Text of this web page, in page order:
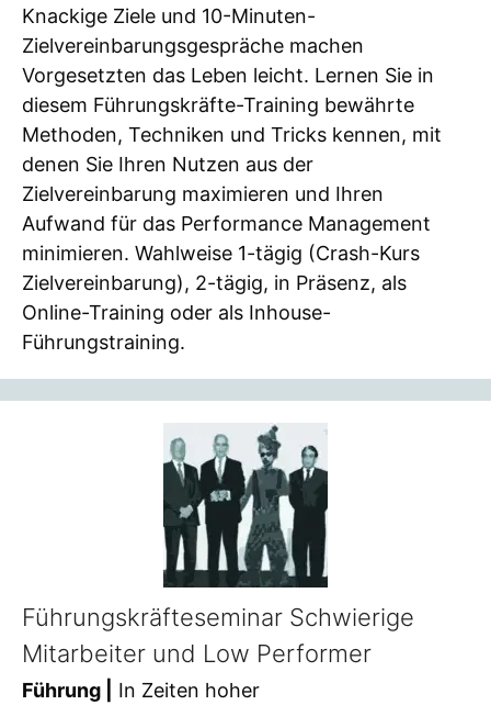
Knackige Ziele und 10-Minuten-
Zielvereinbarungsgespräche machen
Vorgesetzten das Leben leicht. Lernen Sie in
diesem Führungskräfte-Training bewährte
Methoden, Techniken und Tricks kennen, mit
denen Sie Ihren Nutzen aus der
Zielvereinbarung maximieren und Ihren
Aufwand für das Performance Management
minimieren. Wahlweise 1-tägig (Crash-Kurs
Zielvereinbarung), 2-tägig, in Präsenz, als
Online-Training oder als Inhouse-
Führungstraining.
Führungskräfteseminar Schwierige
Mitarbeiter und Low Performer
Führung |
In Zeiten hoher